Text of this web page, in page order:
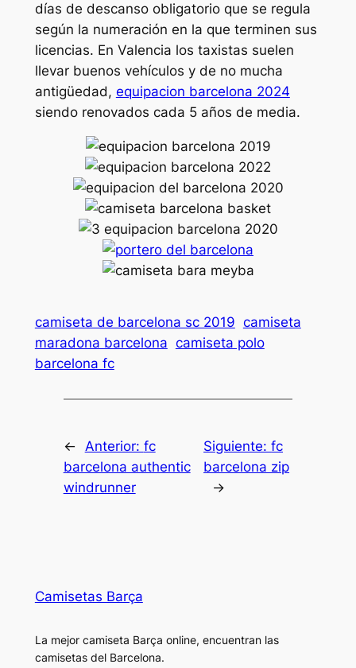
días de descanso obligatorio que se regula
según la numeración en la que terminen sus
licencias. En Valencia los taxistas suelen
llevar buenos vehículos y de no mucha
antigüedad, equipacion barcelona 2024
siendo renovados cada 5 años de media.
camiseta de barcelona sc 2019 camiseta
maradona barcelona camiseta polo
barcelona fc
← Anterior: fc
barcelona authentic
windrunner
Siguiente:fc
barcelona zip
→
Camisetas Barça
La mejor camiseta Barça online, encuentran las
camisetas del Barcelona.